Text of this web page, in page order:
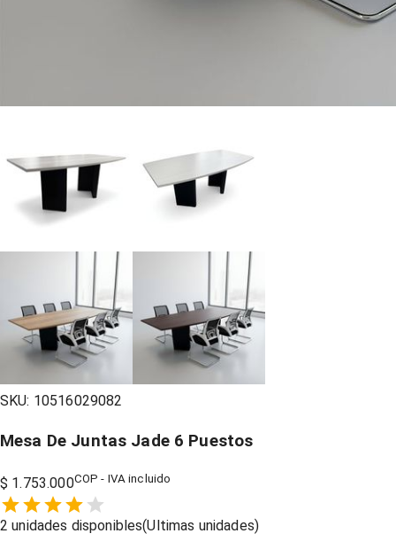
SKU: 10516029082
Mesa De Juntas Jade 6 Puestos
$ 1.753.000COP - IVA incluido
1 Star,
2 Stars,
3 Stars,
4 Stars,
5 Stars,
2 unidades disponibles(Ultimas unidades)